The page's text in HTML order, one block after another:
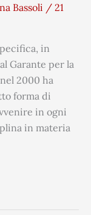
Bassoli / 21
in
Garante per la
2000 ha
forma di
in ogni
in materia